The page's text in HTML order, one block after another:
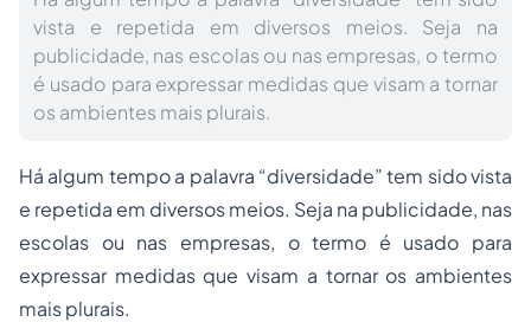
vista e repetida em diversos meios. Seja na
publicidade, nas escolas ou nas empresas, o termo
é usado para expressar medidas que visam a tornar
os ambientes mais plurais.
Há algum tempo a palavra “diversidade” tem sido vista
e repetida em diversos meios. Seja na publicidade, nas
escolas ou nas empresas, o termo é usado para
expressar medidas que visam a tornar os ambientes
mais plurais.